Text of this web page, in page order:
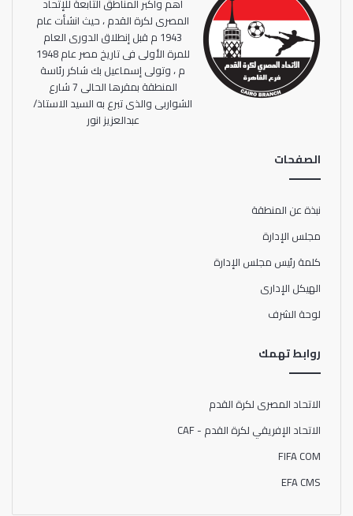
اهم واكبر المناطق التابعة للإتحاد
المصرى لكرة القدم ، حيث انشأت عام
1943 م قبل إنطلاق الدورى العام
للمرة الأولى فى تاريخ مصر عام 1948
م ، وتولى إسماعيل بك شاكر رئاسة
المنطقة بمقرها الحالى 7 شارع
الشواربى والذى تبرع به السيد الاستاذ/
عبدالعزيز انور
الصفحات
نبذة عن المنطقة
مجلس الإدارة
كلمة رئيس مجلس الإدارة
الهيكل الإدارى
لوحة الشرف
روابط تهمك
الاتحاد المصرى لكرة القدم
الاتحاد الإفريقي لكرة القدم - CAF
FIFA COM
EFA CMS